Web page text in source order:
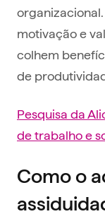
motivação e
colhem
de
Pesquisa da
de trabalho e
Como o